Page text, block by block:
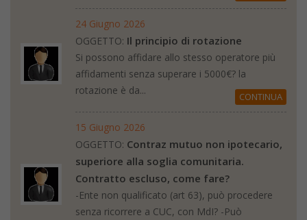
24 Giugno 2026
OGGETTO: Il principio di rotazione
Si possono affidare allo stesso operatore più
affidamenti senza superare i 5000€? la
rotazione è da...
CONTINUA
15 Giugno 2026
OGGETTO: Contraz mutuo non ipotecario,
superiore alla soglia comunitaria.
Contratto escluso, come fare?
-Ente non qualificato (art 63), può procedere
senza ricorrere a CUC, con MdI? -Può